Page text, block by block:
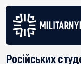
Російських